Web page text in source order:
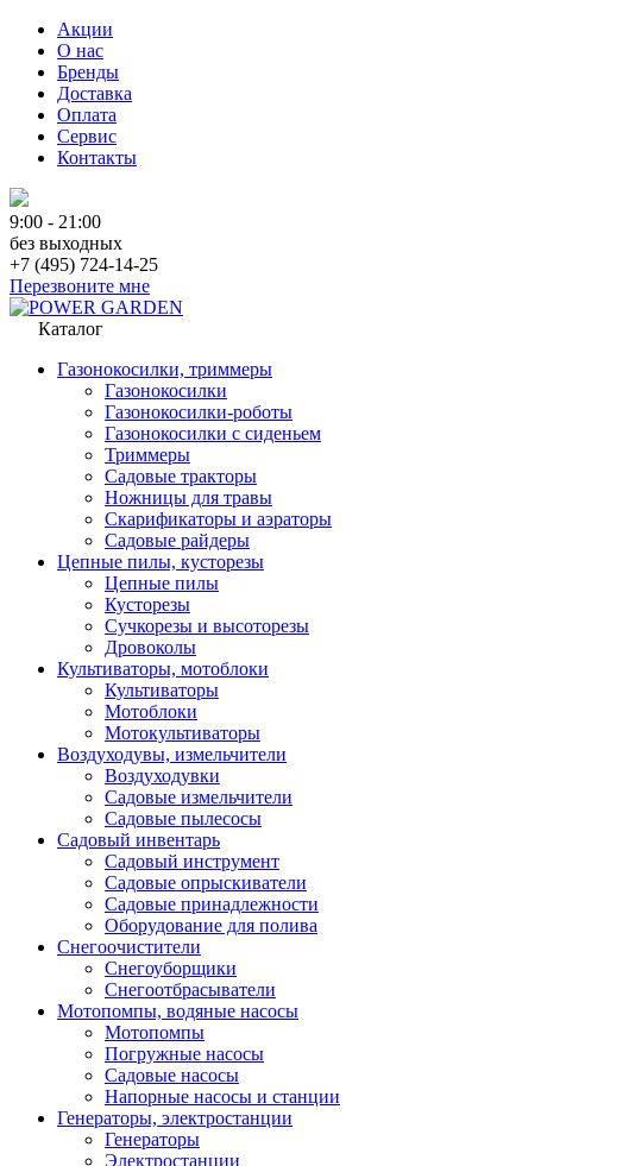
Акции
О нас
Бренды
Доставка
Оплата
Сервис
Контакты
9:00 - 21:00
без выходных
+7 (495) 724-14-25
Перезвоните мне
Каталог
Газонокосилки, триммеры
Газонокосилки
Газонокосилки-роботы
Газонокосилки с сиденьем
Триммеры
Садовые тракторы
Ножницы для травы
Скарификаторы и аэраторы
Садовые райдеры
Цепные пилы, кусторезы
Цепные пилы
Кусторезы
Сучкорезы и высоторезы
Дровоколы
Культиваторы, мотоблоки
Культиваторы
Мотоблоки
Мотокультиваторы
Воздуходувы, измельчители
Воздуходувки
Садовые измельчители
Садовые пылесосы
Садовый инвентарь
Садовый инструмент
Садовые опрыскиватели
Садовые принадлежности
Оборудование для полива
Снегоочистители
Снегоуборщики
Снегоотбрасыватели
Мотопомпы, водяные насосы
Мотопомпы
Погружные насосы
Садовые насосы
Напорные насосы и станции
Генераторы, электростанции
Генераторы
Электростанции